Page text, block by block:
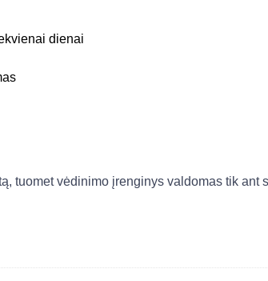
dienai
tuomet vėdinimo įrenginys valdomas tik